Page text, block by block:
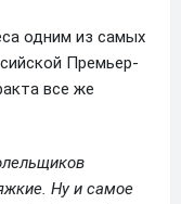
одним из самых
Премьер-
все же
Ну и самое